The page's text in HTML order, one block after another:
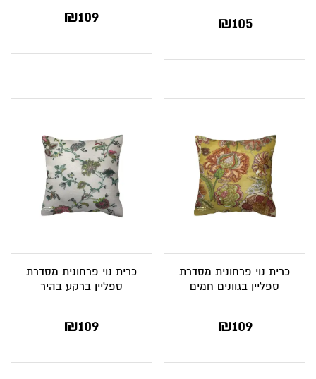
₪105
₪109
כרית נוי פרחונית מסדרת
ספליין בגוונים חמים
₪109
כרית נוי פרחונית מסדרת
ספליין ברקע בהיר
₪109